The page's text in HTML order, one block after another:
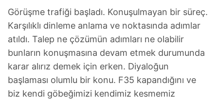
Görüşme trafiği başladı. Konuşulmayan bir süreç.
Karşılıklı dinleme anlama ve noktasında adımlar
atıldı. Talep ne çözümün adımları ne olabilir
bunların konuşmasına devam etmek durumunda
karar alırız demek için erken. Diyaloğun
başlaması olumlu bir konu. F35 kapandığını ve
biz kendi göbeğimizi kendimiz kesmemiz